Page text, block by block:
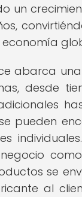
un
abarca
desde
pueden
se
al